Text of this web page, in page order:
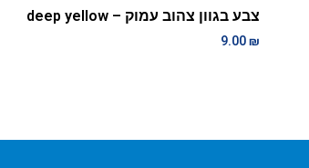
צבע בגוון צהוב עמוק – deep yellow
9.00₪